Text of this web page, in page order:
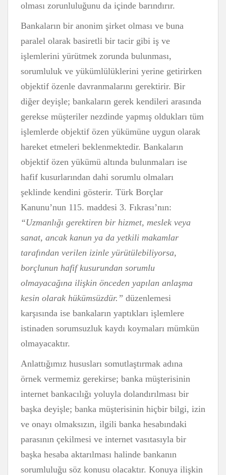
olması zorunluluğunu da içinde barındırır.
Bankaların bir anonim şirket olması ve buna
paralel olarak basiretli bir tacir gibi iş ve
işlemlerini yürütmek zorunda bulunması,
sorumluluk ve yükümlülüklerini yerine getirirken
objektif özenle davranmalarını gerektirir. Bir
diğer deyişle; bankaların gerek kendileri arasında
gerekse müşteriler nezdinde yapmış oldukları tüm
işlemlerde objektif özen yükümüne uygun olarak
hareket etmeleri beklenmektedir. Bankaların
objektif özen yükümü altında bulunmaları ise
hafif kusurlarından dahi sorumlu olmaları
şeklinde kendini gösterir. Türk Borçlar
Kanunu’nun 115. maddesi 3. Fıkrası’nın:
“Uzmanlığı gerektiren bir hizmet, meslek veya
sanat, ancak kanun ya da yetkili makamlar
tarafından verilen izinle yürütülebiliyorsa,
borçlunun hafif kusurundan sorumlu
olmayacağına ilişkin önceden yapılan anlaşma
kesin olarak hükümsüzdür.” düzenlemesi
karşısında ise bankaların yaptıkları işlemlere
istinaden sorumsuzluk kaydı koymaları mümkün
olmayacaktır.
Anlattığımız hususları somutlaştırmak adına
örnek vermemiz gerekirse; banka müşterisinin
internet bankacılığı yoluyla dolandırılması bir
başka deyişle; banka müşterisinin hiçbir bilgi, izin
ve onayı olmaksızın, ilgili banka hesabındaki
parasının çekilmesi ve internet vasıtasıyla bir
başka hesaba aktarılması halinde bankanın
sorumluluğu söz konusu olacaktır. Konuya ilişkin